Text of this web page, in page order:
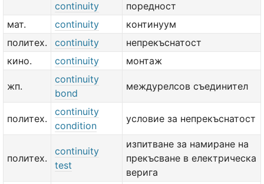
continuity
поредност
мат.
continuity
континуум
политех.
continuity
непрекъснатост
кино.
continuity монтаж
жп.
continuity
bond
междурелсов съединител
политех.
continuity
condition
условие за непрекъснатост
политех.
continuity
test
изпитване за намиране на
прекъсване в електрическа
верига